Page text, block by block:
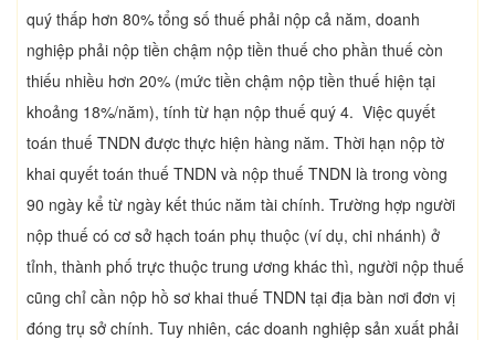
quý thấp hơn 80% tổng số thuế phải nộp cả năm, doanh
nghiệp phải nộp tiền chậm nộp tiền thuế cho phần thuế còn
thiếu nhiều hơn 20% (mức tiền chậm nộp tiền thuế hiện tại
khoảng 18%/năm), tính từ hạn nộp thuế quý 4. Việc quyết
toán thuế TNDN được thực hiện hàng năm. Thời hạn nộp tờ
khai quyết toán thuế TNDN và nộp thuế TNDN là trong vòng
90 ngày kể từ ngày kết thúc năm tài chính. Trường hợp người
nộp thuế có cơ sở hạch toán phụ thuộc (ví dụ, chi nhánh) ở
tỉnh, thành phố trực thuộc trung ương khác thì, người nộp thuế
cũng chỉ cần nộp hồ sơ khai thuế TNDN tại địa bàn nơi đơn vị
đóng trụ sở chính. Tuy nhiên, các doanh nghiệp sản xuất phải